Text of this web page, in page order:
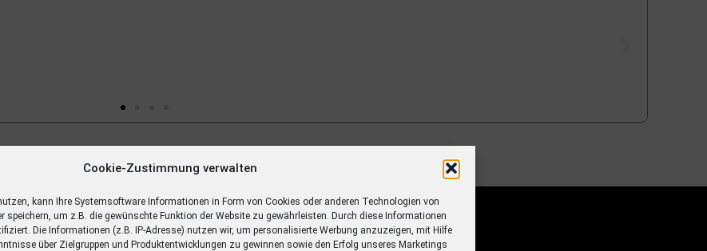
Cookie-Zustimmung verwalten
kann Ihre Systemsoftware Informationen in Form von Cookies oder anderen Technologien von
speichern, um z.B. die gewünschte Funktion der Website zu gewährleisten. Durch diese Informationen
Die Informationen (z.B. IP-Adresse) nutzen wir, um personalisierte Werbung anzuzeigen, mit Hilfe
über Zielgruppen und Produktentwicklungen zu gewinnen sowie den Erfolg unseres Marketings